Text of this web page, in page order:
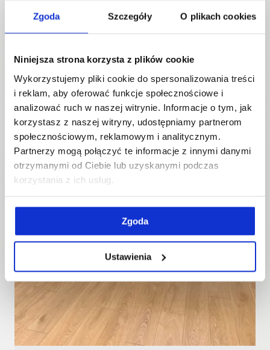
Zgoda Szczegóły O plikach cookies
Niniejsza strona korzysta z plików cookie
Wykorzystujemy pliki cookie do spersonalizowania treści
i reklam, aby oferować funkcje społecznościowe i
analizować ruch w naszej witrynie. Informacje o tym, jak
korzystasz z naszej witryny, udostępniamy partnerom
społecznościowym, reklamowym i analitycznym.
Partnerzy mogą połączyć te informacje z innymi danymi
otrzymanymi od Ciebie lub uzyskanymi podczas
korzystania z ich usług.
Zgoda
Ustawienia